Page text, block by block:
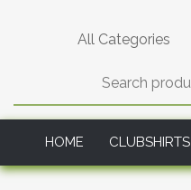
HOME CLUBSHIRTS